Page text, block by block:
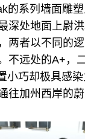
的系列墙面雕
深处地面上尉
两者以不同的
不远处的A+，
小巧却极具感染
往加州西岸的蔚